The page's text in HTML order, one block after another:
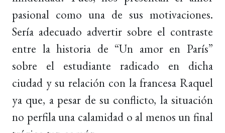
pasional como una de sus motivaciones.
Sería adecuado advertir sobre el contraste
entre la historia de “Un amor en París”
sobre el estudiante radicado en dicha
ciudad y su relación con la francesa Raquel
ya que, a pesar de su conflicto, la situación
no perfila una calamidad o al menos un final